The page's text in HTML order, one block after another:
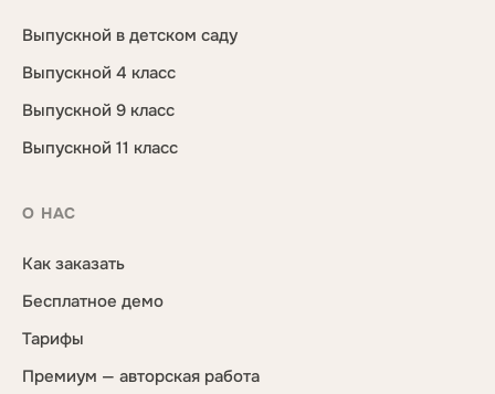
Выпускной в детском саду
Выпускной 4 класс
Выпускной 9 класс
Выпускной 11 класс
О НАС
Как заказать
Бесплатное демо
Тарифы
Премиум — авторская работа